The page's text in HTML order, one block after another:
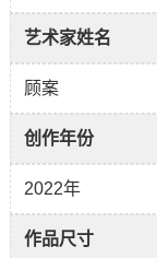
艺术家姓名
顾案
创作年份
2022年
作品尺寸